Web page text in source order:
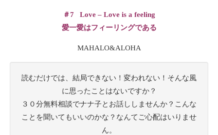
＃7 Love – Love is a feeling
愛一愛はフィーリングである
MAHALO&ALOHA
読むだけでは、結局できない！変われない！そんな風
に思ったことはないですか？
３０分無料相談でナナ子とお話ししませんか？こんな
ことを聞いてもいいのかな？なんてご心配はいりませ
ん。